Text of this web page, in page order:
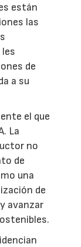
están
las
de
a su
el que
La
no
de
una
de
avanzar